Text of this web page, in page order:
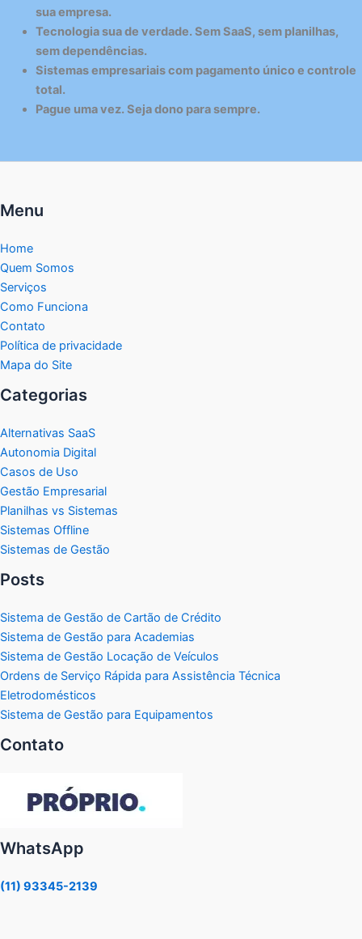
sua empresa.
Tecnologia sua de verdade. Sem SaaS, sem planilhas,
sem dependências.
Sistemas empresariais com pagamento único e controle
total.
Pague uma vez. Seja dono para sempre.
Menu
Home
Quem Somos
Serviços
Como Funciona
Contato
Política de privacidade
Mapa do Site
Categorias
Alternativas SaaS
Autonomia Digital
Casos de Uso
Gestão Empresarial
Planilhas vs Sistemas
Sistemas Offline
Sistemas de Gestão
Posts
Sistema de Gestão de Cartão de Crédito
Sistema de Gestão para Academias
Sistema de Gestão Locação de Veículos
Ordens de Serviço Rápida para Assistência Técnica
Eletrodomésticos
Sistema de Gestão para Equipamentos
Contato
WhatsApp
(11) 93345-2139